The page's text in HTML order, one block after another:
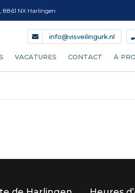
8861 NX Harlingen
info@visveilingurk.nl
VACATURES CONTACT À